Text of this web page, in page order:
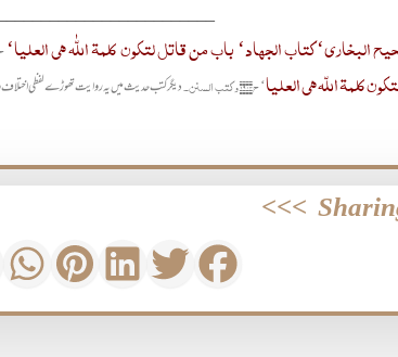
البخاری‘ کتاب الجھاد‘ باب من قاتل لتکون کلمۃ اللّٰہ ھی العلیا‘
کلمۃ اللّہ ھی العلیا‘ ح۱۹۰۴ و کتب السنن۔ دیگر کتب حدیث میں یہ روایت تھوڑے لفظی اختلاف
>>>